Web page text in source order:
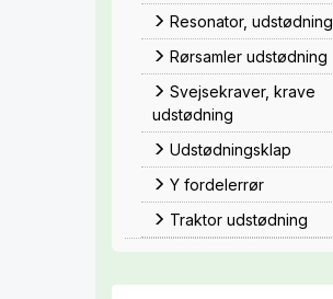
Resonator, udstødning
Rørsamler udstødning
Svejsekraver, krave
udstødning
Udstødningsklap
Y fordelerrør
Traktor udstødning